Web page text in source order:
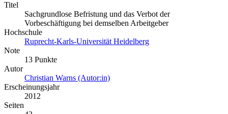
Titel
Sachgrundlose Befristung und das Verbot der
Vorbeschäftigung bei demselben Arbeitgeber
Hochschule
Ruprecht-Karls-Universität Heidelberg
Note
13 Punkte
Autor
Christian Warns (Autor:in)
Erscheinungsjahr
2012
Seiten